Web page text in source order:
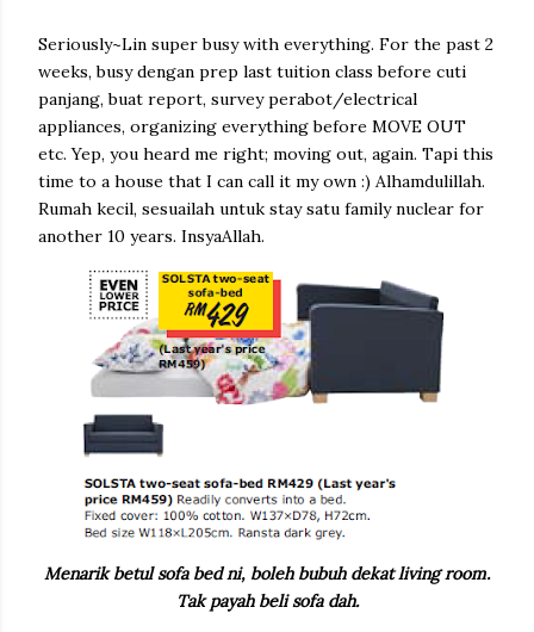
Seriously~Lin super busy with everything. For the past 2
weeks, busy dengan prep last tuition class before cuti
panjang, buat report, survey perabot/electrical
appliances, organizing everything before MOVE OUT
etc. Yep, you heard me right; moving out, again. Tapi this
time to a house that I can call it my own :) Alhamdulillah.
Rumah kecil, sesuailah untuk stay satu family nuclear for
another 10 years. InsyaAllah.
Menarik betul sofa bed ni, boleh bubuh dekat living room.
Tak payah beli sofa dah.